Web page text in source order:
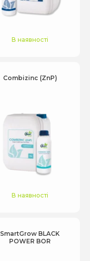
В наявності
Combizinc (ZnP)
В наявності
SmartGrow BLACK
POWER BOR